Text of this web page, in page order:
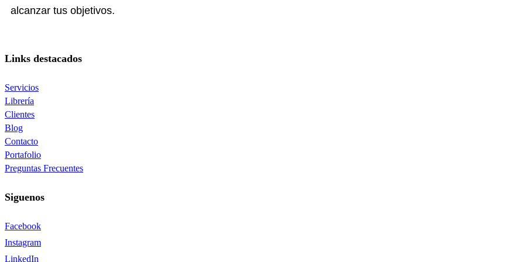
alcanzar tus objetivos.
Links destacados
Servicios
Librería
Clientes
Blog
Contacto
Portafolio
Preguntas Frecuentes
Siguenos
Facebook
Instagram
LinkedIn